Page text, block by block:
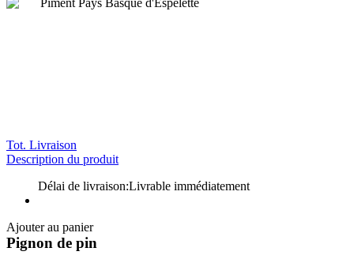
Tot. Livraison
Description du produit
Délai de livraison:Livrable immédiatement
Ajouter au panier
Pignon de pin